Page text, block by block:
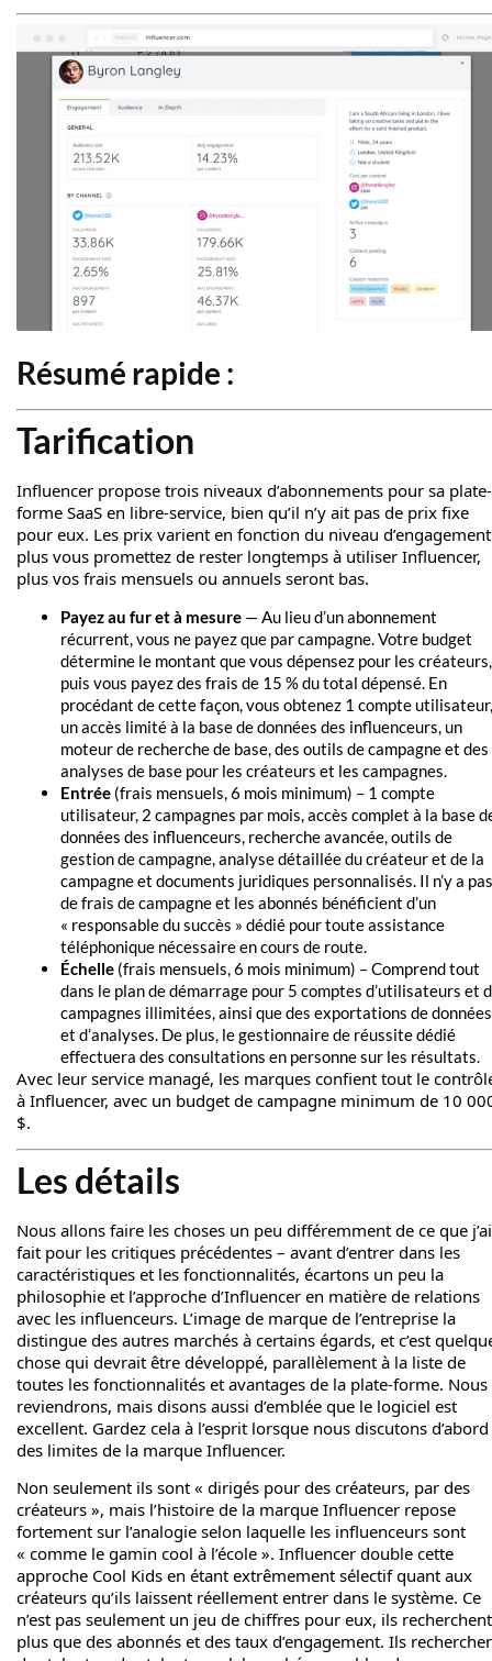
Résumé rapide :
Tarification
Influencer propose trois niveaux d’abonnements pour sa plate-
forme SaaS en libre-service, bien qu’il n’y ait pas de prix fixe
pour eux. Les prix varient en fonction du niveau
plus vous promettez de rester longtemps à utiliser Influencer,
plus vos frais mensuels ou annuels seront bas.
Payez au fur et à mesure — Au lieu d’un abonnement
récurrent, vous ne payez que par campagne. Votre budget
détermine le montant que vous dépensez pour les créateurs,
puis vous payez des frais de 15 % du total dépensé. En
procédant de cette façon, vous obtenez 1 compte utilisateur,
un accès limité à la base de données des influenceurs, un
moteur de recherche de base, des outils de campagne et des
analyses de base pour les créateurs et les campagnes.
Entrée (frais mensuels, 6 mois minimum) – 1 compte
utilisateur, 2 campagnes par mois, accès complet à la base
données des influenceurs, recherche avancée, outils de
gestion de campagne, analyse détaillée du créateur et de la
campagne et documents juridiques personnalisés. Il n’y a pas
de frais de campagne et les abonnés bénéficient d’un
« responsable du succès » dédié pour toute assistance
téléphonique nécessaire en cours de route.
Échelle (frais mensuels, 6 mois minimum) – Comprend tout
dans le plan de démarrage pour 5 comptes d’utilisateurs et
campagnes illimitées, ainsi que des exportations de données
et d’analyses. De plus, le gestionnaire de réussite dédié
effectuera des consultations en personne sur les résultats.
Avec leur service managé, les marques confient tout le
à Influencer, avec un budget de campagne minimum de 10
$.
Les détails
Nous allons faire les choses un peu différemment de ce que j’ai
fait pour les critiques précédentes – avant d’entrer dans les
caractéristiques et les fonctionnalités, écartons un peu la
philosophie et l’approche d’Influencer en matière de relations
avec les influenceurs. L’image de marque de l’entreprise la
distingue des autres marchés à certains égards, et c’est
chose qui devrait être développé, parallèlement à la liste de
toutes les fonctionnalités et avantages de la plate-forme. Nous
reviendrons, mais disons aussi d’emblée que le logiciel est
excellent. Gardez cela à l’esprit lorsque nous discutons d’abord
des limites de la marque Influencer.
Non seulement ils sont « dirigés pour des créateurs, par des
créateurs », mais l’histoire de la marque Influencer repose
fortement sur l’analogie selon laquelle les influenceurs sont
« comme le gamin cool à l’école ». Influencer double cette
approche Cool Kids en étant extrêmement sélectif quant aux
créateurs qu’ils laissent réellement entrer dans le système. Ce
n’est pas seulement un jeu de chiffres pour eux, ils recherchent
plus que des abonnés et des taux d’engagement. Ils